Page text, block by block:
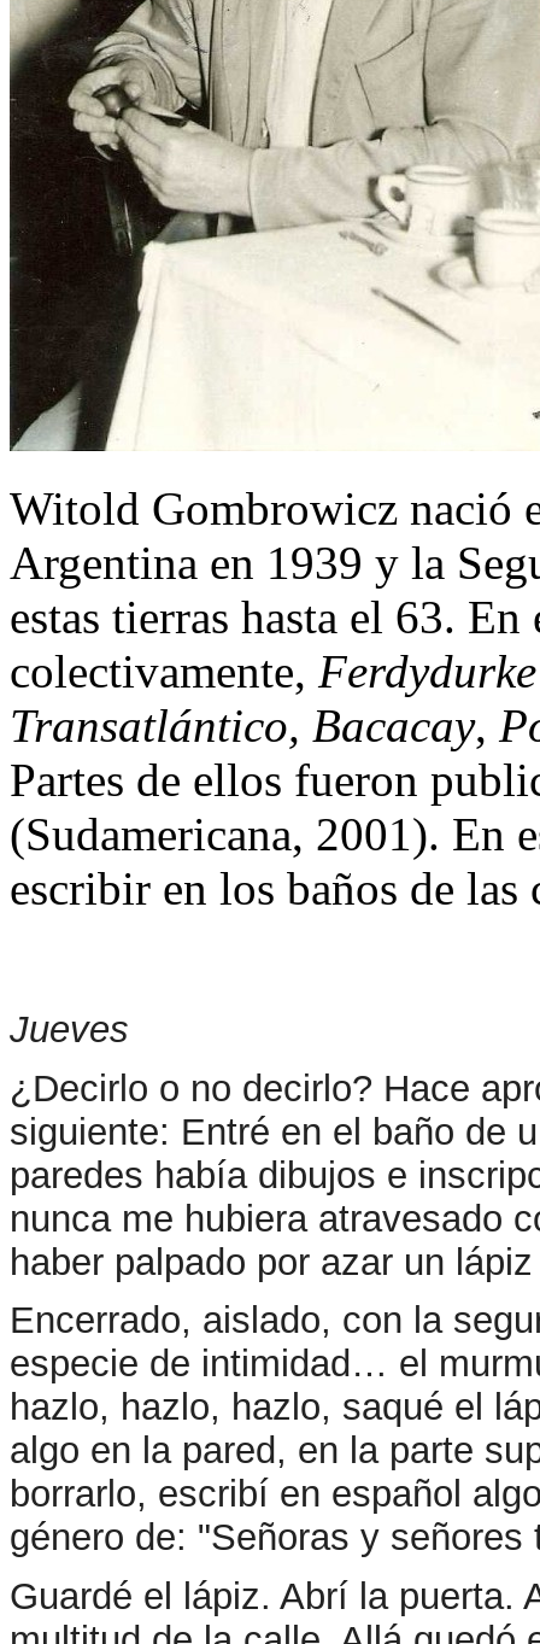
Witold Gombrowicz nació
Argentina en 1939 y la
estas tierras hasta el 63.
colectivamente, Ferdydurke
Transatlántico, Bacacay,
Partes de ellos fueron
(Sudamericana, 2001). En
escribir en los baños de
Jueves
¿Decirlo o no decirlo? Hace
siguiente: Entré en el baño de
paredes había dibujos e
nunca me hubiera atravesado
haber palpado por azar un
Encerrado, aislado, con la
especie de intimidad… el
hazlo, hazlo, hazlo, saqué el
algo en la pared, en la parte
borrarlo, escribí en español
género de: "Señoras y
Guardé el lápiz. Abrí la puerta.